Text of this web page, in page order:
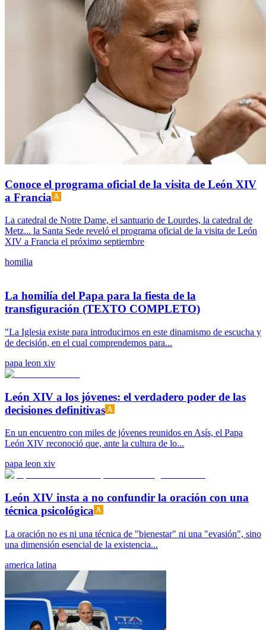
Conoce el programa oficial de la visita de León XIV
a Francia
La catedral de Notre Dame, el santuario de Lourdes, la catedral de
Metz... la Santa Sede reveló el programa oficial de la visita de León
XIV a Francia el próximo septiembre
homilia
La homilía del Papa para la fiesta de la
transfiguración (TEXTO COMPLETO)
"La Iglesia existe para introducirnos en este dinamismo de escucha y
de decisión, en el cual comprendemos para...
papa leon xiv
León XIV a los jóvenes: el verdadero poder de las
decisiones definitivas
En un encuentro con miles de jóvenes reunidos en Asís, el Papa
León XIV reconoció que, ante la cultura de lo...
papa leon xiv
León XIV insta a no confundir la oración con una
técnica psicológica
La oración no es ni una técnica de "bienestar" ni una "evasión", sino
una dimensión esencial de la existencia...
america latina